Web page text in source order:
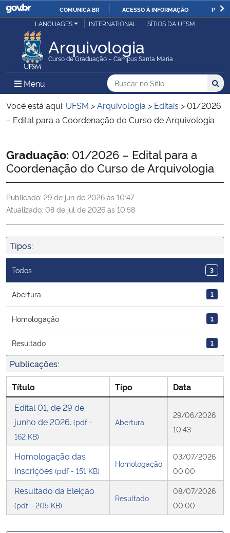
IR
O
COMUNICA BR ACESSO À INFORMAÇÃO
Ministério da Justiça e Segurança Pública
Ministério da Defesa
Ministério das Relações Exteriores
Ministério da Infraestrutura
Ministério da Agricultura, Pecuária e Abastecimento
Ministério da Educação
Ministério da Cidadania
Ministério da Saúde
Ministério de Minas e Energia
Ministério da Ciência, Tecnologia, Inovações e Comunicações
Ministério do Meio Ambiente
Ministério do Turismo
Controladoria-Geral da União
Ministério da Mulher, da Família e dos Direitos Humanos
Secretaria-Geral
Secretaria de Governo
LANGUAGES INTERNATIONAL SÍTIOS DA UFSM
Arquivologia
Curso de Graduação – Campus Santa Maria
Menu Menu Principal do Sítio
Busca
Buscar no no Sítio
Busca:
Você está aqui: UFSM >Arquivologia > Editais >01/2026
– Edital para a Coordenação do Curso de Arquivologia
Início do conteúdo
Graduação: 01/2026 – Edital para a
Coordenação do Curso de Arquivologia
Publicado: 29 de jun de 2026 às 10:47
Atualizado: 08 de jul de 2026 às 10:58
Tipos:
Todos 3
Abertura 1
Homologação 1
Resultado 1
Publicações:
Título Tipo
Data
Edital 01, de 29 de
junho de 2026. (pdf -
162 KB)
Abertura
29/06/2026
10:43
Homologação das
Inscrições (pdf - 151 KB)
Homologação
03/07/2026
00:00
Resultado da Eleição
(pdf - 205 KB)
Resultado
08/07/2026
00:00